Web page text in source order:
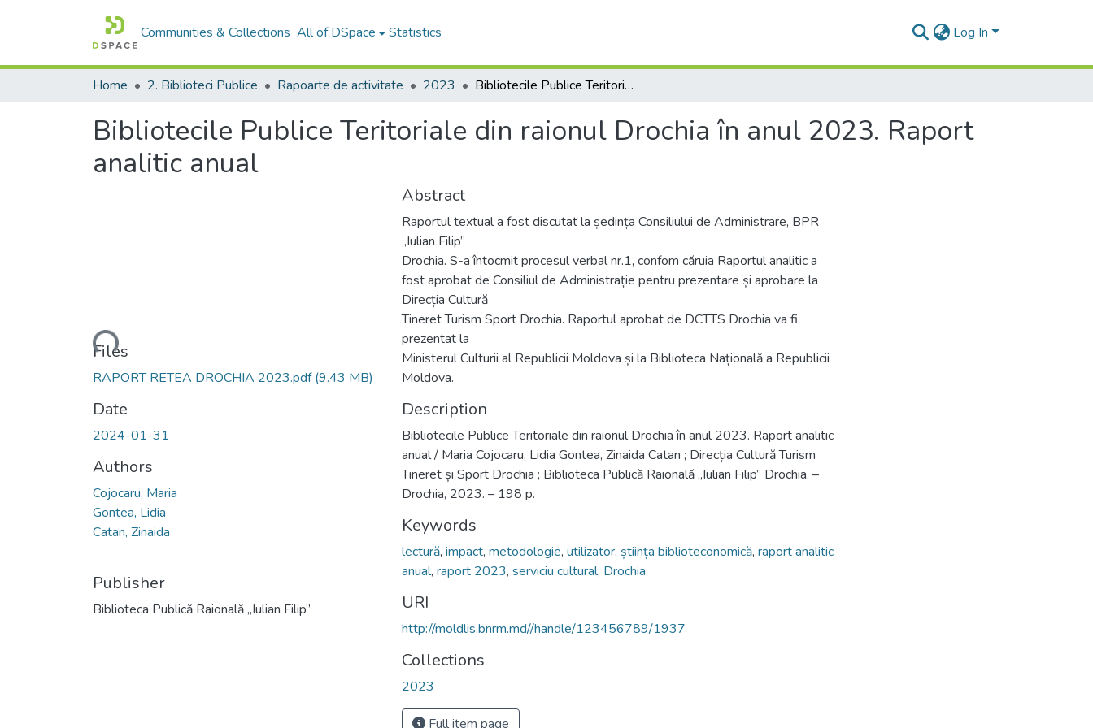
Communities & Collections All of DSpace Statistics Log In
Home 2. Biblioteci Publice Rapoarte de activitate 2023 Bibliotecile Publice Teritoriale din raionul Drochia în anul 2023. Raport analitic anual
Bibliotecile Publice Teritoriale din raionul Drochia în anul 2023. Raport
analitic anual
Loading...
Files
RAPORT RETEA DROCHIA 2023.pdf(9.43 MB)
Date
2024-01-31
Authors
Cojocaru, Maria
Gontea, Lidia
Catan, Zinaida
Publisher
Biblioteca Publică Raională „Iulian Filip”
Abstract
Raportul textual a fost discutat la ședința Consiliului de Administrare, BPR
„Iulian Filip”
Drochia. S-a întocmit procesul verbal nr.1, confom căruia Raportul analitic a
fost aprobat de Consiliul de Administrație pentru prezentare și aprobare la
Direcția Cultură
Tineret Turism Sport Drochia. Raportul aprobat de DCTTS Drochia va fi
prezentat la
Ministerul Culturii al Republicii Moldova și la Biblioteca Națională a Republicii
Moldova.
Description
Bibliotecile Publice Teritoriale din raionul Drochia în anul 2023. Raport analitic
anual / Maria Cojocaru, Lidia Gontea, Zinaida Catan ; Direcția Cultură Turism
Tineret și Sport Drochia ; Biblioteca Publică Raională „Iulian Filip” Drochia. –
Drochia, 2023. – 198 p.
Keywords
lectură, impact, metodologie, utilizator, știința biblioteconomică, raport analitic
anual, raport 2023, serviciu cultural, Drochia
URI
http://moldlis.bnrm.md//handle/123456789/1937
Collections
2023
Full item page